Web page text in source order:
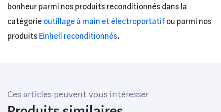
bonheur parmi nos produits reconditionnés dans la
catégorie outillage à main et électroportatifou parmi nos
produits Einhell reconditionnés.
Ces articles peuvent vous intéresser